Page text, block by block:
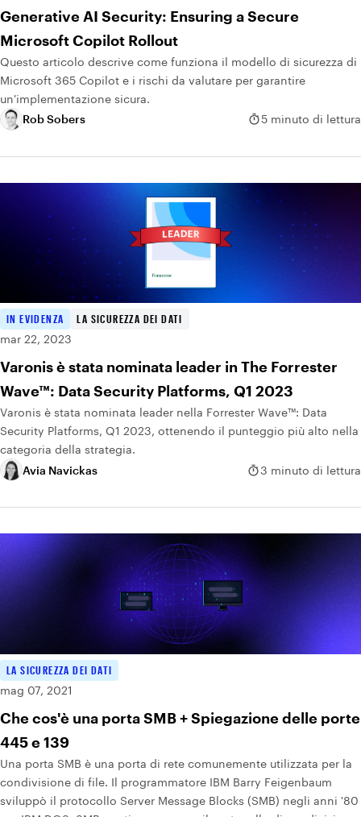
Generative AI Security: Ensuring a Secure
Microsoft Copilot Rollout
Questo articolo descrive come funziona il modello di sicurezza di
Microsoft 365 Copilot e i rischi da valutare per garantire
un'implementazione sicura.
Rob Sobers
5 minuto di lettura
IN EVIDENZA
LA SICUREZZA DEI DATI
mar 22, 2023
Varonis è stata nominata leader in The Forrester
Wave™: Data Security Platforms, Q1 2023
Varonis è stata nominata leader nella Forrester Wave™: Data
Security Platforms, Q1 2023, ottenendo il punteggio più alto nella
categoria della strategia.
Avia Navickas
3 minuto di lettura
LA SICUREZZA DEI DATI
mag 07, 2021
Che cos'è una porta SMB + Spiegazione delle porte
445 e 139
Una porta SMB è una porta di rete comunemente utilizzata per la
condivisione di file. Il programmatore IBM Barry Feigenbaum
sviluppò il protocollo Server Message Blocks (SMB) negli anni '80